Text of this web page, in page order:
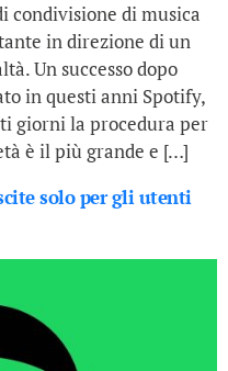
condivisione di musica
in direzione di un
Un successo dopo
in questi anni Spotify,
giorni la procedura per
è il più grande e […]
solo per gli utenti